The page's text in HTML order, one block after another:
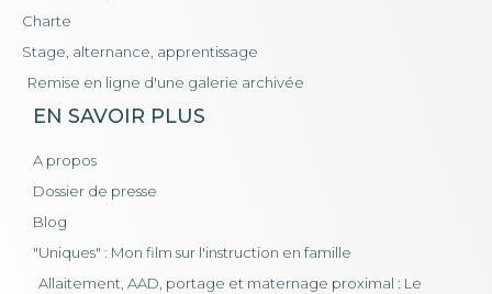
Charte
Stage, alternance, apprentissage
Remise en ligne d'une galerie archivée
EN SAVOIR PLUS
A propos
Dossier de presse
Blog
"Uniques" : Mon film sur l'instruction en famille
Allaitement, AAD, portage et maternage proximal : Le